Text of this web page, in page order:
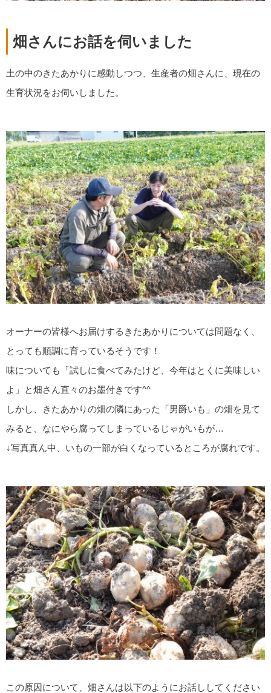
畑さんにお話を伺いました
土の中のきたあかりに感動しつつ、生産者の畑さんに、現在の
生育状況をお伺いしました。
オーナーの皆様へお届けするきたあかりについては問題なく、
とっても順調に育っているそうです！
味についても「試しに食べてみたけど、今年はとくに美味しい
よ」と畑さん直々のお墨付きです^^
しかし、きたあかりの畑の隣にあった「男爵いも」の畑を見て
みると、なにやら腐ってしまっているじゃがいもが…
↓写真真ん中、いもの一部が白くなっているところが腐れです。
この原因について、畑さんは以下のようにお話ししてください